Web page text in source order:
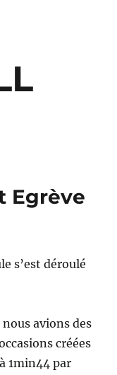
Egrève
s’est déroulé
avions des
créées
1min44 par